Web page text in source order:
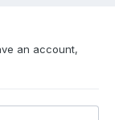
an account,